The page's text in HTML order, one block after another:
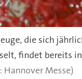
die sich
findet bereits
Hannover Messe)